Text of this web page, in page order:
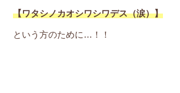
【ワタシノカオシワシワデス（涙）】
という方のために…！！